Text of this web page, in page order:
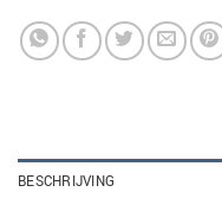
BESCHRIJVING